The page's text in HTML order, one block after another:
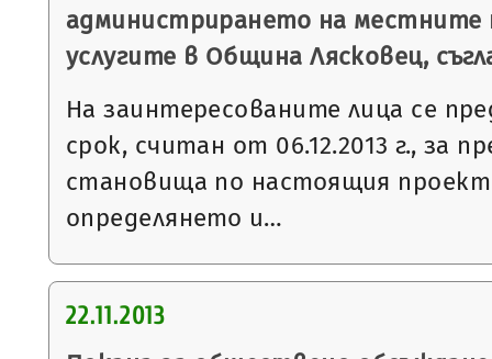
администрирането на местните
услугите в Община Лясковец,
На заинтересованите лица се
срок, считан от 06.12.2013 г., за
становища по настоящия проект
определянето и…
22.11.2013